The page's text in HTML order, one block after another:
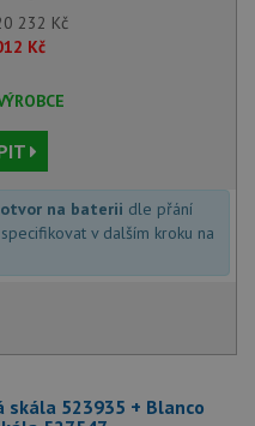
232 Kč
Kč
na baterii dle přání
v dalším kroku na
skála 523935 + Blanco